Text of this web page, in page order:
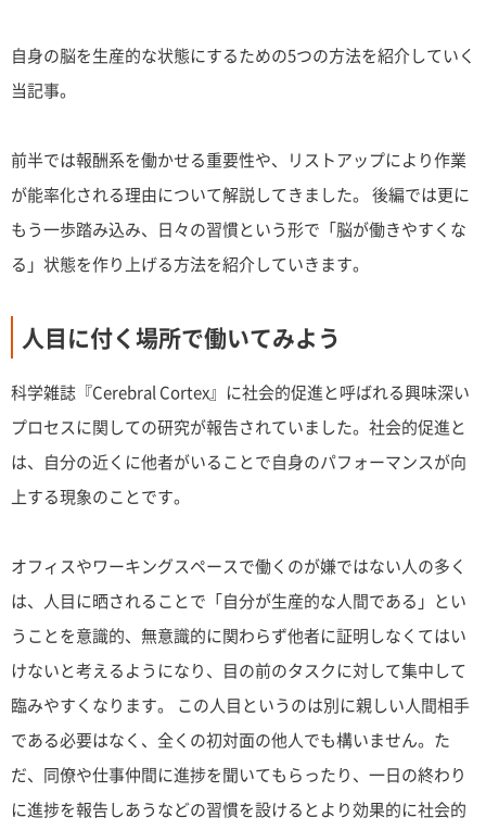
自身の脳を生産的な状態にするための5つの方法を紹介していく
当記事。
前半では報酬系を働かせる重要性や、リストアップにより作業
が能率化される理由について解説してきました。 後編では更に
もう一歩踏み込み、日々の習慣という形で「脳が働きやすくな
る」状態を作り上げる方法を紹介していきます。
人目に付く場所で働いてみよう
科学雑誌『Cerebral Cortex』に社会的促進と呼ばれる興味深い
プロセスに関しての研究が報告されていました。社会的促進と
は、自分の近くに他者がいることで自身のパフォーマンスが向
上する現象のことです。
オフィスやワーキングスペースで働くのが嫌ではない人の多く
は、人目に晒されることで「自分が生産的な人間である」とい
うことを意識的、無意識的に関わらず他者に証明しなくてはい
けないと考えるようになり、目の前のタスクに対して集中して
臨みやすくなります。 この人目というのは別に親しい人間相手
である必要はなく、全くの初対面の他人でも構いません。た
だ、同僚や仕事仲間に進捗を聞いてもらったり、一日の終わり
に進捗を報告しあうなどの習慣を設けるとより効果的に社会的